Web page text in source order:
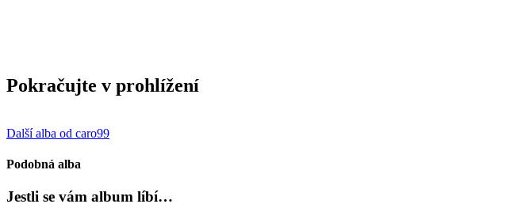
Pokračujte v prohlížení
Další alba od caro99
Podobná alba
Jestli se vám album líbí…